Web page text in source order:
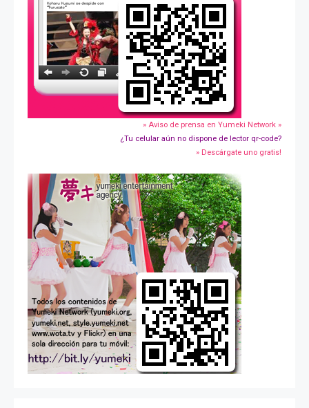
» Aviso de prensa en Yumeki Network »
¿Tu celular aún no dispone de lector qr-code?
» Descárgate uno gratis!